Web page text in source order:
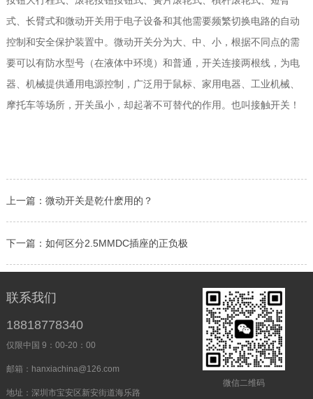
式、长臂式和微动开关用于电子设备和其他需要频繁切换电路的自动
控制和安全保护装置中。微动开关分为大、中、小，根据不同点的需
要可以有防水型号（在液体中环境）和普通，开关连接两根线，为电
器、机械提供通用电源控制，广泛用于鼠标、家用电器、工业机械、
摩托车等场所，开关虽小，却起著不可替代的作用。也叫接触开关！
上一篇： 微动开关是乾什麽用的？
下一篇： 如何区分2.5MMDC插座的正负极
联系我们
18818778340
仅限中国 9：00-20：00
邮箱：hanxiachina@126.com
地址：深圳市宝安区新安街道海乐路
微信二维码